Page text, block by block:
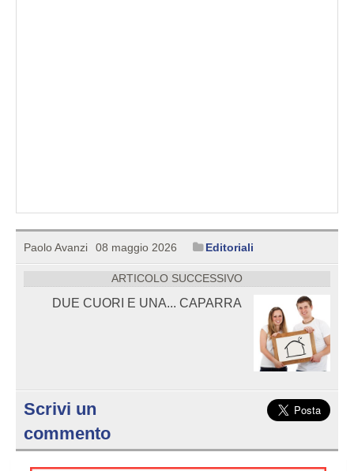
Paolo Avanzi 08 maggio 2026 Editoriali
ARTICOLO SUCCESSIVO
DUE CUORI E UNA... CAPARRA
Scrivi un
commento